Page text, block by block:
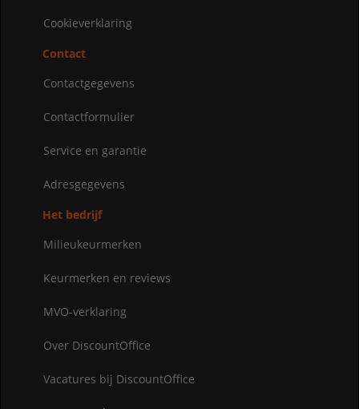
Cookieverklaring
Contact
Contactgegevens
Contactformulier
Service en garantie
Adresgegevens
Het bedrijf
Milieukeurmerken
Keurmerken en reviews
MVO-verklaring
Over DiscountOffice
Vacatures bij DiscountOffice